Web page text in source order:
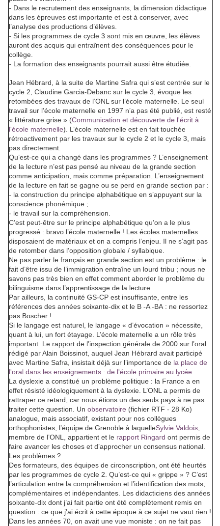
- Dans le recrutement des enseignants, la dimension didactique
dans les épreuves est importante et est à conserver, avec
l’analyse des productions d’élèves.
- Si les programmes de cycle 3 sont mis en œuvre, les élèves
auront des acquis qui entraînent des conséquences pour le
collège.
- La formation des enseignants pourrait aussi être étudiée.
Jean Hébrard , à la suite de Martine Safra qui s’est centrée sur le
cycle 2, Claudine Garcia-Debanc sur le cycle 3, évoque les
retombées des travaux de l’ONL sur l’école maternelle. Le seul
travail sur l’école maternelle en 1997 n’a pas été publié, est resté
« littérature grise » (Communication et découverte de l'écrit à
l'école maternelle). L’école maternelle est en fait touchée
rétroactivement par les travaux sur le cycle 2 et le cycle 3, mais
pas directement.
Qu’est-ce qui a changé dans les programmes ? L’enseignement
de la lecture n’est pas pensé au niveau de la grande section
comme anticipation, mais comme préparation. L’enseignement
de la lecture en fait se gagne ou se perd en grande section par :
- la construction du principe alphabétique en s’appuyant sur la
conscience phonémique ;
- le travail sur la compréhension.
C’est peut-être sur le principe alphabétique qu’on a le plus
progressé : bravo l’école maternelle ! Les écoles maternelles
disposaient de matériaux et on a compris l’enjeu. Il ne s’agit pas
de retomber dans l’opposition globale / syllabique.
Ne pas parler le français en grande section est un problème : le
fait d’être issu de l’immigration entraîne un lourd tribu ; nous ne
savons pas très bien en effet comment aborder le problème du
bilinguisme dans l’apprentissage de la lecture.
Par ailleurs, la continuité GS-CP est insuffisante, entre les
références des années soixante-dix et le B -A -BA : ne ressortez
pas Boscher !
Si le langage est naturel, le langage « d’évocation » nécessite,
quant à lui, un fort étayage. L’école maternelle a un rôle très
important. Le rapport de l’inspection générale de 2000 sur l’oral
rédigé par Alain Boissinot, auquel Jean Hébrard avait participé
avec Martine Safra, insistait déjà sur l’importance de la place de
l'oral dans les enseignements : de l'école primaire au lycée
La dyslexie a constitué un problème politique : la France a en
effet résisté idéologiquement à la dyslexie. L’ONL a permis de
rattraper ce retard, car nous étions un des seuls pays à ne pas
traiter cette question. Un observatoire (fichier RTF - 28 Ko)
analogue, mais associatif, existant pour nos collègues
orthophonistes, l’équipe de Grenoble à laquelleSylvie Valdois
membre de l’ONL, appartient et le rapport Ringard ont permis de
faire avancer les choses et d’approcher un consensus national.
Les problèmes ?
Des formateurs, des équipes de circonscription, ont été heurtés
par les programmes de cycle 2. Qu’est-ce qui « grippe » ? C’est
l’articulation entre la compréhension et l’identification des mots,
complémentaires et indépendantes. Les didacticiens des années
soixante-dix dont j’ai fait partie ont été complètement remis en
question : ce que j’ai écrit à cette époque à ce sujet ne vaut rien !
Dans les années 70, on avait une vue moniste : on ne fait pas